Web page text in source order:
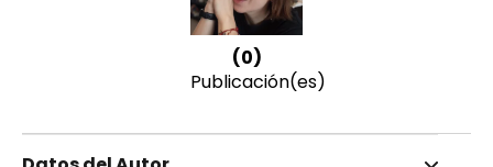
(0)
Publicación(es)